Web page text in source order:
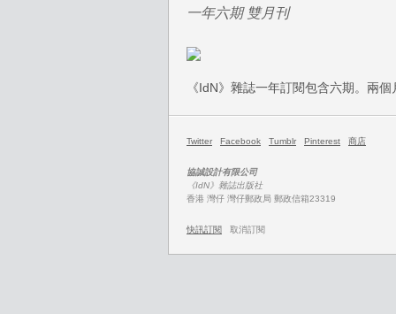
一年六期 雙月刊
《IdN》雜誌一年訂閱包含六期。兩
Twitter Facebook Tumblr Pinterest 商店
協誠設計有限公司
《IdN》雜誌出版社
香港 灣仔 灣仔郵政局 郵政信箱23319
快訊訂閱 取消訂閱